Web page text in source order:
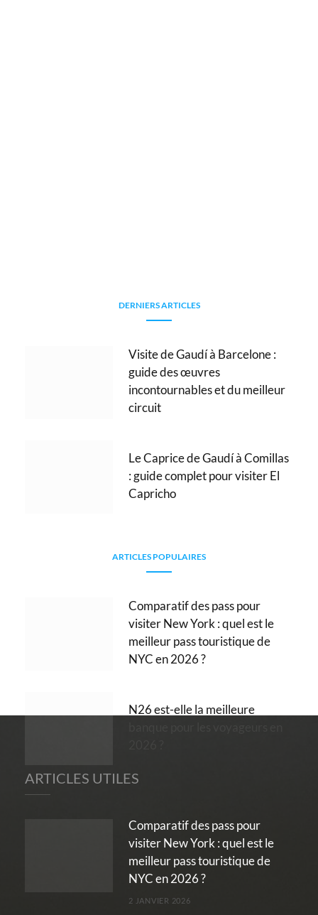
DERNIERS ARTICLES
Visite de Gaudí à Barcelone :
guide des œuvres
incontournables et du meilleur
circuit
Le Caprice de Gaudí à Comillas
: guide complet pour visiter El
Capricho
ARTICLES POPULAIRES
Comparatif des pass pour
visiter New York : quel est le
meilleur pass touristique de
NYC en 2026 ?
N26 est-elle la meilleure
ARTICLES UTILES
Comparatif des pass pour
visiter New York : quel est le
meilleur pass touristique de
NYC en 2026 ?
2 JANVIER 2026